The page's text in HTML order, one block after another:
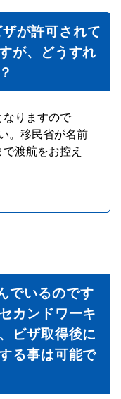
が許可されて
が、どうすれ
なりますので
。移民省が名前
渡航をお控え
でいるのです
カンドワーキ
ビザ取得後に
る事は可能で